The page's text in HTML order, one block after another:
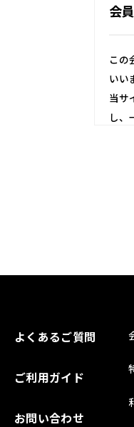
会
この
いい
当サ
し、
当
【
当
に
絡
す
よくあるご質問
ご利用ガイド
お問い合わせ